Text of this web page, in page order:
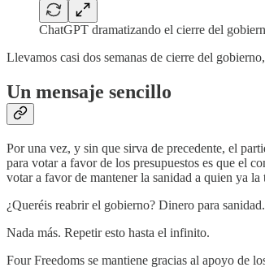
ChatGPT dramatizando el cierre del
Llevamos casi dos semanas de cierre del
Un mensaje sencillo
Por una vez, y sin que sirva de precedente, el
para votar a favor de los presupuestos es que el
votar a favor de mantener la sanidad a quien ya
¿Queréis reabrir el gobierno? Dinero para
Nada más. Repetir esto hasta el infinito.
Four Freedoms se mantiene gracias al apoyo de